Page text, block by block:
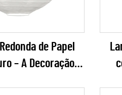
de Papel
– A Decoração